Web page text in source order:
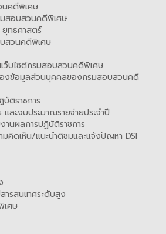
นคดีพิเศษ
อบสวนคดีพิเศษ
ทธศาสตร์
สวนคดีพิเศษ
เว็บไซต์กรมสอบสวนคดีพิเศษ
องข้อมูลส่วนบุคคลของกรมสอบสวนคดี
ติราชการ
ละงบประมาณรายจ่ายประจำปี
านผลการปฏิบัติราชการ
คิดเห็น/แนะนำติชมและแจ้งปัญหา DSI
ารสนเทศระดับสูง
เศษ